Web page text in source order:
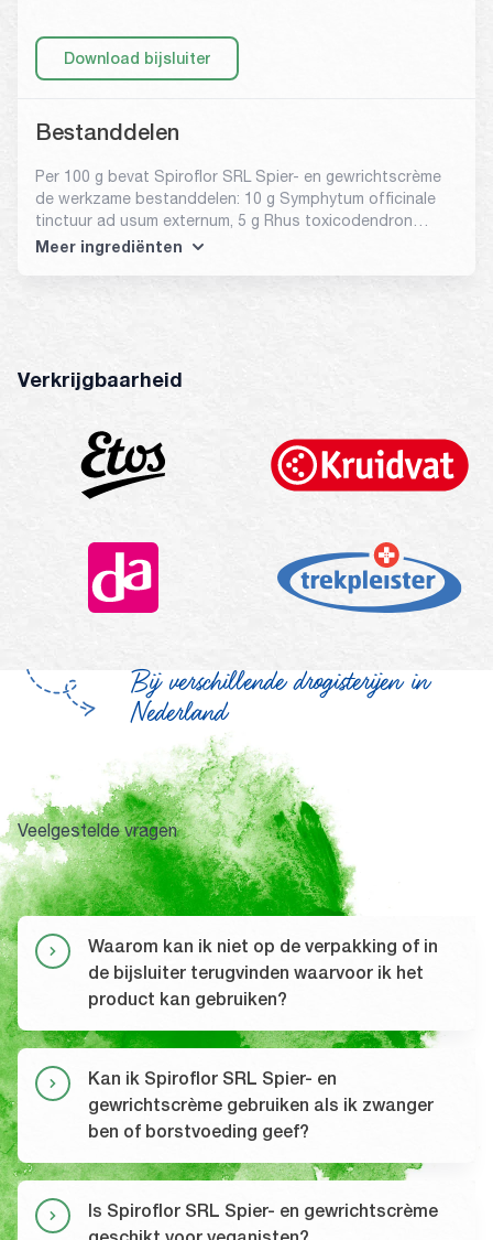
homeopathisch geneesmiddel.
Download bijsluiter
Bestanddelen
Per 100 g bevat Spiroflor SRL Spier- en gewrichtscrème
de werkzame bestanddelen: 10 g Symphytum officinale
tinctuur ad usum externum, 5 g Rhus toxicodendron
tinctuur ad usum externum, 5 g Ledum palustre tinctuur
Meer ingrediënten
Verkrijgbaarheid
Bij verschillende drogisterijen in
Nederland
Veelgestelde vragen
Waarom kan ik niet op de verpakking of in
de bijsluiter terugvinden waarvoor ik het
product kan gebruiken?
Kan ik Spiroflor SRL Spier- en
gewrichtscrème gebruiken als ik zwanger
ben of borstvoeding geef?
Is Spiroflor SRL Spier- en gewrichtscrème